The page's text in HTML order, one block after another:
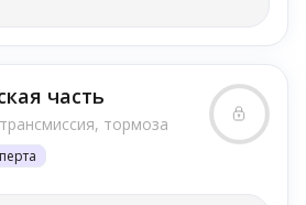
часть
тормоза